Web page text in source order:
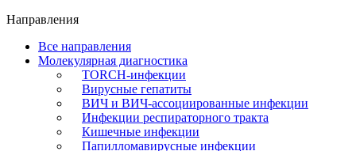
Направления
Все направления
Молекулярная диагностика
TORCH-инфекции
Вирусные гепатиты
ВИЧ и ВИЧ-ассоциированные инфекции
Инфекции респираторного тракта
Кишечные инфекции
Папилломавирусные инфекции